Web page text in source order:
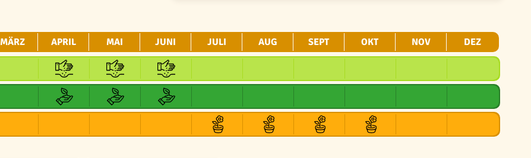
MÄRZ APRIL MAI JUNI JULI AUG SEPT OKT NOV DEZ